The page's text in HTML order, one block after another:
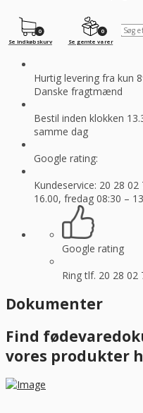
0
Se gemte varer
0
Se indkøbskurv
Hurtig levering fra kun
Danske fragtmænd
Bestil inden klokken
samme dag
Google rating:
Kundeservice: 20 28 02
16.00, fredag 08:30 –
Google rating
Ring tlf. 20 28 02
Dokumenter
Find
vores produkter